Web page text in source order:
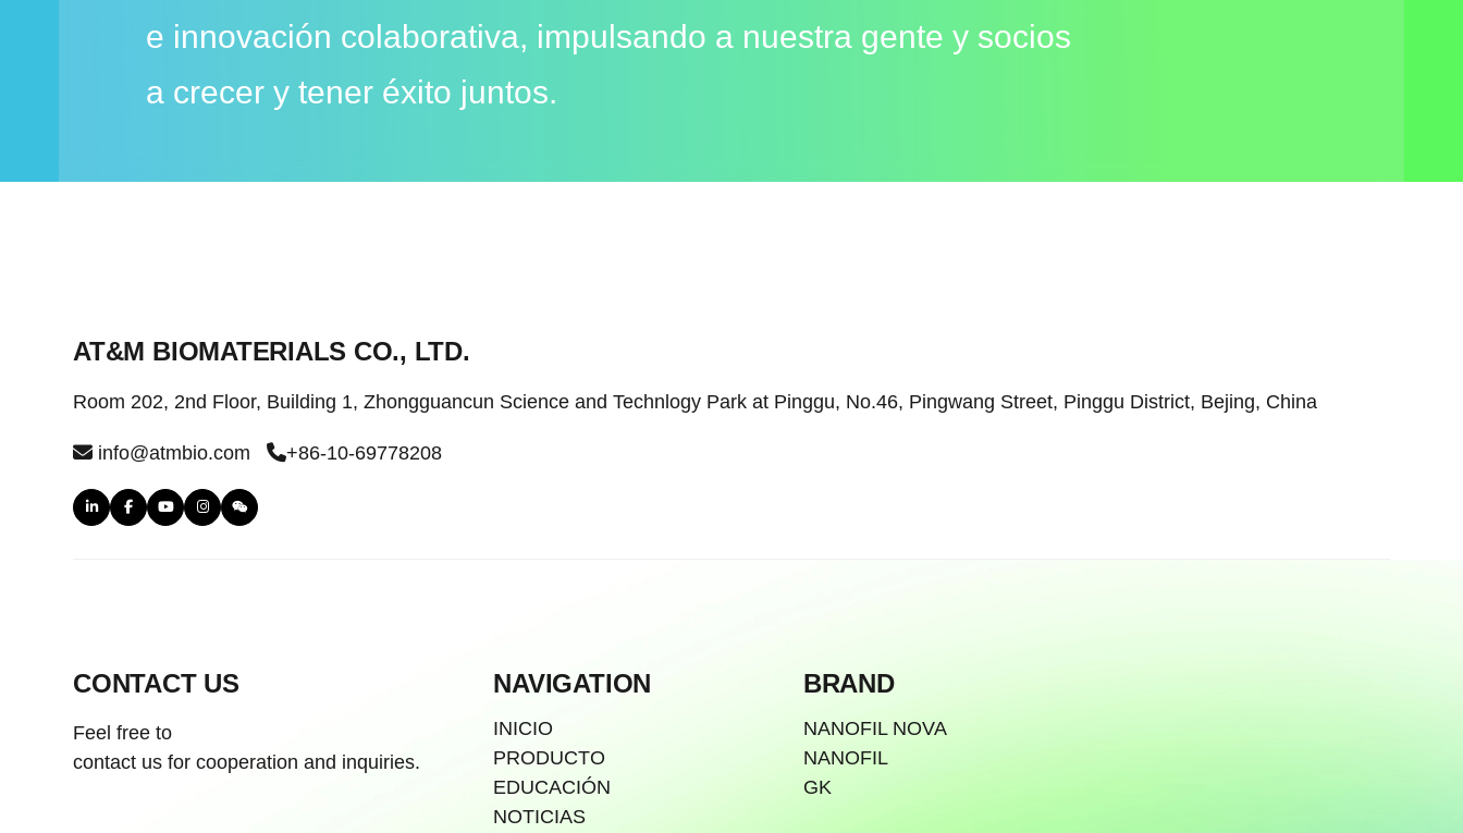
e innovación colaborativa, impulsando a nuestra gente y socios
a crecer y tener éxito juntos.
AT&M BIOMATERIALS CO., LTD.
Room 202, 2nd Floor, Building 1, Zhongguancun Science and Technlogy Park at Pinggu, No.46, Pingwang Street, Pinggu District, Bejing, China
info@atmbio.com +86-10-69778208
CONTACT US
Feel free to
contact us for cooperation and inquiries.
NAVIGATION
INICIO
PRODUCTO
EDUCACIÓN
NOTICIAS
BRAND
NANOFIL NOVA
NANOFIL
GK